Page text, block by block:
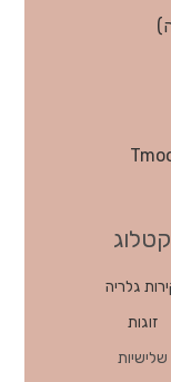
קטלוג
גלריה
זוגות
שלישיות